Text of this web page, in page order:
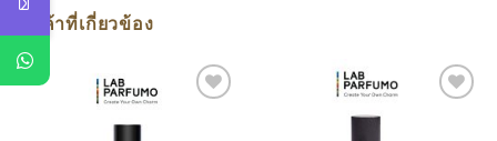
สินค้าที่เกี่ยวข้อง